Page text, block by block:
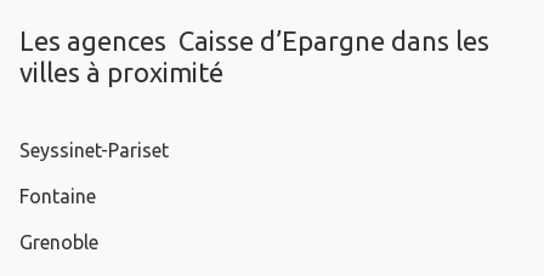
Les agences Caisse d’Epargne dans les
villes à proximité
Seyssinet-Pariset
Fontaine
Grenoble